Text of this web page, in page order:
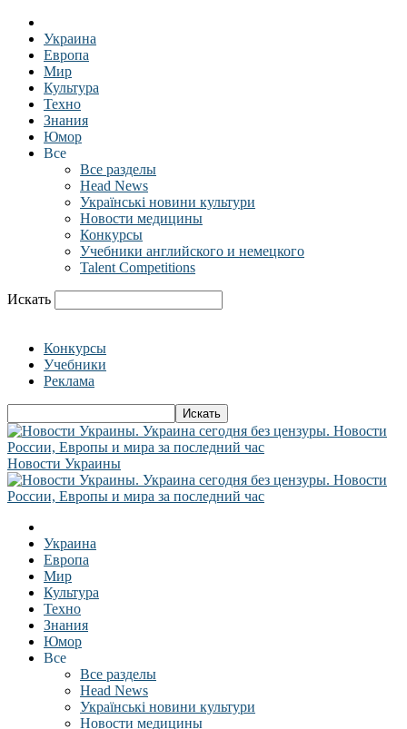
Украина
Европа
Мир
Культура
Техно
Знания
Юмор
Все
Все разделы
Head News
Українські новини культури
Новости медицины
Конкурсы
Учебники английского и немецкого
Talent Competitions
Искать
Конкурсы
Учебники
Реклама
Новости Украины
Украина
Европа
Мир
Культура
Техно
Знания
Юмор
Все
Все разделы
Head News
Українські новини культури
Новости медицины